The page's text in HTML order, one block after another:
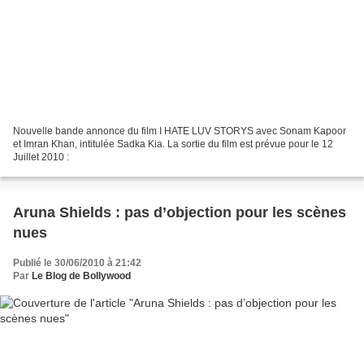
Nouvelle bande annonce du film I HATE LUV STORYS avec Sonam Kapoor
et Imran Khan, intitulée Sadka Kia. La sortie du film est prévue pour le 12
Juillet 2010 :
Aruna Shields : pas d’objection pour les scènes
nues
Publié le 30/06/2010 à 21:42
Par Le Blog de Bollywood